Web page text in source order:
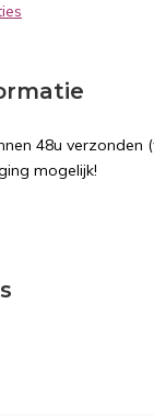
48u
mogelijk!